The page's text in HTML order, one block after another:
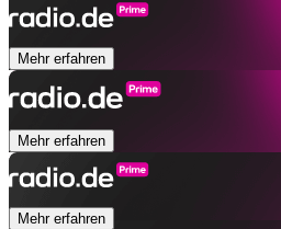
Mehr erfahren
Mehr erfahren
Mehr erfahren